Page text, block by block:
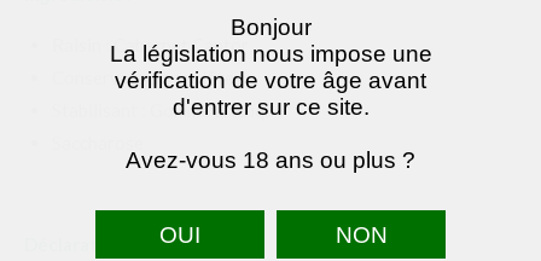
Raisin : Cabernet Cantor
Conservateurs : sulfites
Stabilisant : Gomme arabique
Déclaration nutritionnelle :
Bonjour
La législation nous impose une
vérification de votre âge avant
d'entrer sur ce site.
Avez-vous 18 ans ou plus ?